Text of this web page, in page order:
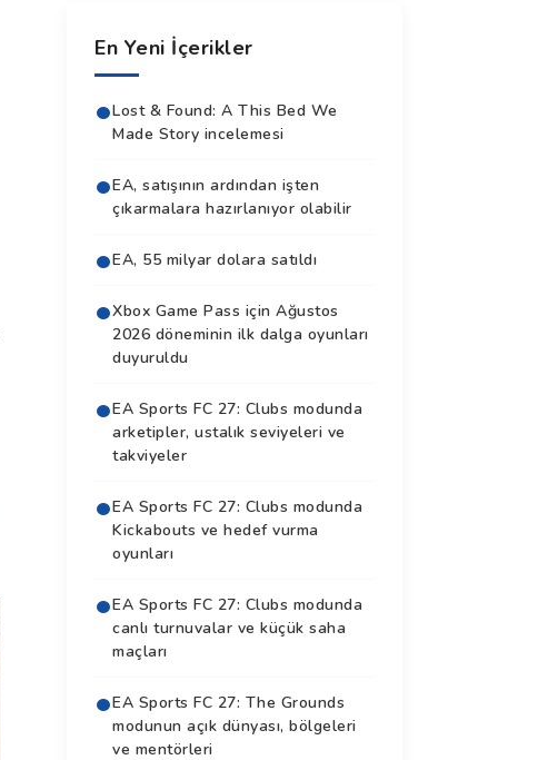
En Yeni İçerikler
Lost & Found: A This Bed We
Made Story incelemesi
EA, satışının ardından işten
çıkarmalara hazırlanıyor olabilir
EA, 55 milyar dolara satıldı
Xbox Game Pass için Ağustos
2026 döneminin ilk dalga oyunları
duyuruldu
EA Sports FC 27: Clubs modunda
arketipler, ustalık seviyeleri ve
takviyeler
EA Sports FC 27: Clubs modunda
Kickabouts ve hedef vurma
oyunları
EA Sports FC 27: Clubs modunda
canlı turnuvalar ve küçük saha
maçları
EA Sports FC 27: The Grounds
modunun açık dünyası, bölgeleri
ve mentörleri